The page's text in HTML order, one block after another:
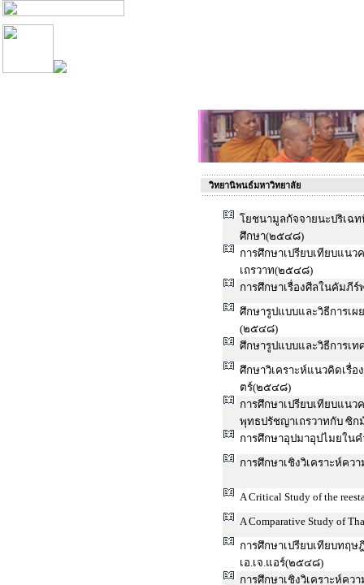
วิทยานิพนธ์มหาวิทยาลัย
โยชนามูลกัจจายนะปริเฉ
ศึกษา(๒๕๔๘)
การศึกษาเปรียบเทียบแน
เถรวาท(๒๕๔๘)
การศึกษาเรื่องศีลในคัมภี
ศึกษารูปแบบและวิธีการเ
(๒๕๔๘)
ศึกษารูปแบบและวิธีการเ
ศึกษาวิเคราะห์แนวคิดเรื่
ตร์(๒๕๔๘)
การศึกษาเปรียบเทียบแน
พุทธปรัชญาเถรวาทกับ ซิ
การศึกษาอุปมาอุปไมยใน
การศึกษาเชิงวิเคราะห์คว
A Critical Study of the
A Comparative Study of
การศึกษาเปรียบเทียบทฤ
เอ.เจ.แอร์(๒๕๔๘)
การศึกษาเชิงวิเคราะห์ค